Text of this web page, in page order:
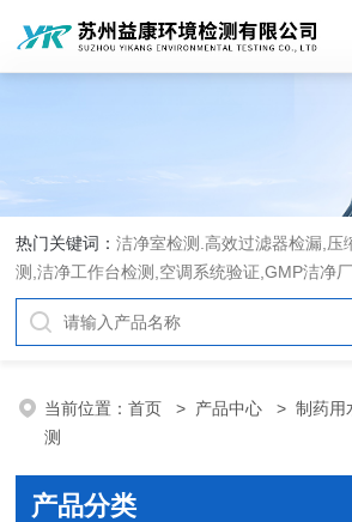
热门关键词：洁净室检测.高效过滤器检漏,压
测,洁净工作台检测,空调系统验证,GMP洁净
测,洁净度检测,洁净室验收检测,GMP验证方
当前位置：首页 > 产品中心 >制药用
测
产品分类